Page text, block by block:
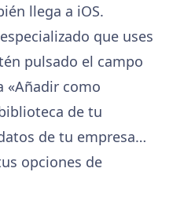
llega a iOS.
que uses
pulsado el campo
«Añadir como
de tu
de tu empresa…
opciones de